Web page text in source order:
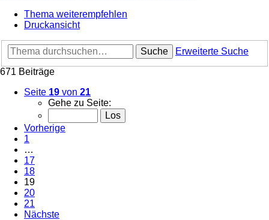
Thema weiterempfehlen
Druckansicht
Suche
Erweiterte Suche
671 Beiträge
Seite 19 von 21
Gehe zu Seite:
Vorherige
1
…
17
18
19
20
21
Nächste